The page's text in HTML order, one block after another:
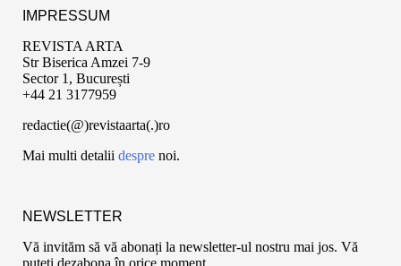
IMPRESSUM
REVISTA ARTA
Str Biserica Amzei 7-9
Sector 1, București
+44 21 3177959
redactie(@)revistaarta(.)ro
Mai multi detalii despre noi.
NEWSLETTER
Vă invităm să vă abonați la newsletter-ul nostru mai jos. Vă